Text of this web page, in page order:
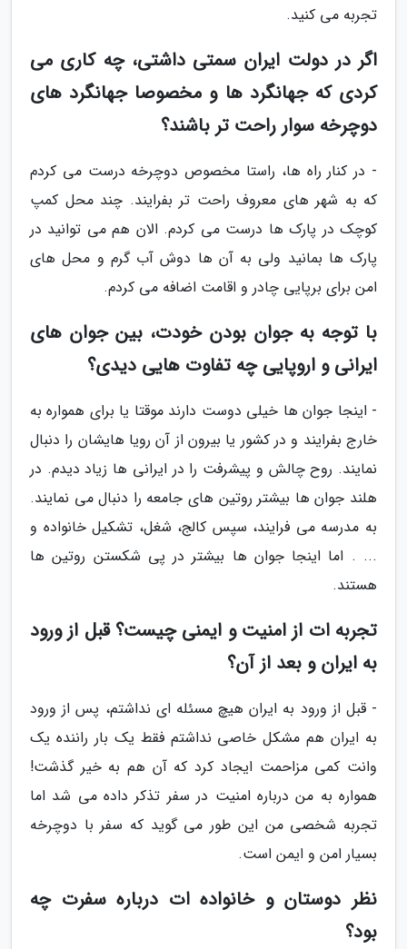
تجربه می کنید.
اگر در دولت ایران سمتی داشتی، چه کاری می
کردی که جهانگرد ها و مخصوصا جهانگرد های
دوچرخه سوار راحت تر باشند؟
- در کنار راه ها، راستا مخصوص دوچرخه درست می کردم
که به شهر های معروف راحت تر بفرایند. چند محل کمپ
کوچک در پارک ها درست می کردم. الان هم می توانید در
پارک ها بمانید ولی به آن ها دوش آب گرم و محل های
امن برای برپایی چادر و اقامت اضافه می کردم.
با توجه به جوان بودن خودت، بین جوان های
ایرانی و اروپایی چه تفاوت هایی دیدی؟
- اینجا جوان ها خیلی دوست دارند موقتا یا برای همواره به
خارج بفرایند و در کشور یا بیرون از آن رویا هایشان را دنبال
نمایند. روح چالش و پیشرفت را در ایرانی ها زیاد دیدم. در
هلند جوان ها بیشتر روتین های جامعه را دنبال می نمایند.
به مدرسه می فرایند، سپس کالج، شغل، تشکیل خانواده و
... . اما اینجا جوان ها بیشتر در پی شکستن روتین ها
هستند.
تجربه ات از امنیت و ایمنی چیست؟ قبل از ورود
به ایران و بعد از آن؟
- قبل از ورود به ایران هیچ مسئله ای نداشتم، پس از ورود
به ایران هم مشکل خاصی نداشتم فقط یک بار راننده یک
وانت کمی مزاحمت ایجاد کرد که آن هم به خیر گذشت!
همواره به من درباره امنیت در سفر تذکر داده می شد اما
تجربه شخصی من این طور می گوید که سفر با دوچرخه
بسیار امن و ایمن است.
نظر دوستان و خانواده ات درباره سفرت چه
بود؟